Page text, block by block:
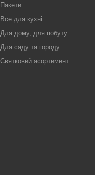
Пакети
Все для кухні
Для дому, для побуту
Для саду та городу
Святковий асортимент